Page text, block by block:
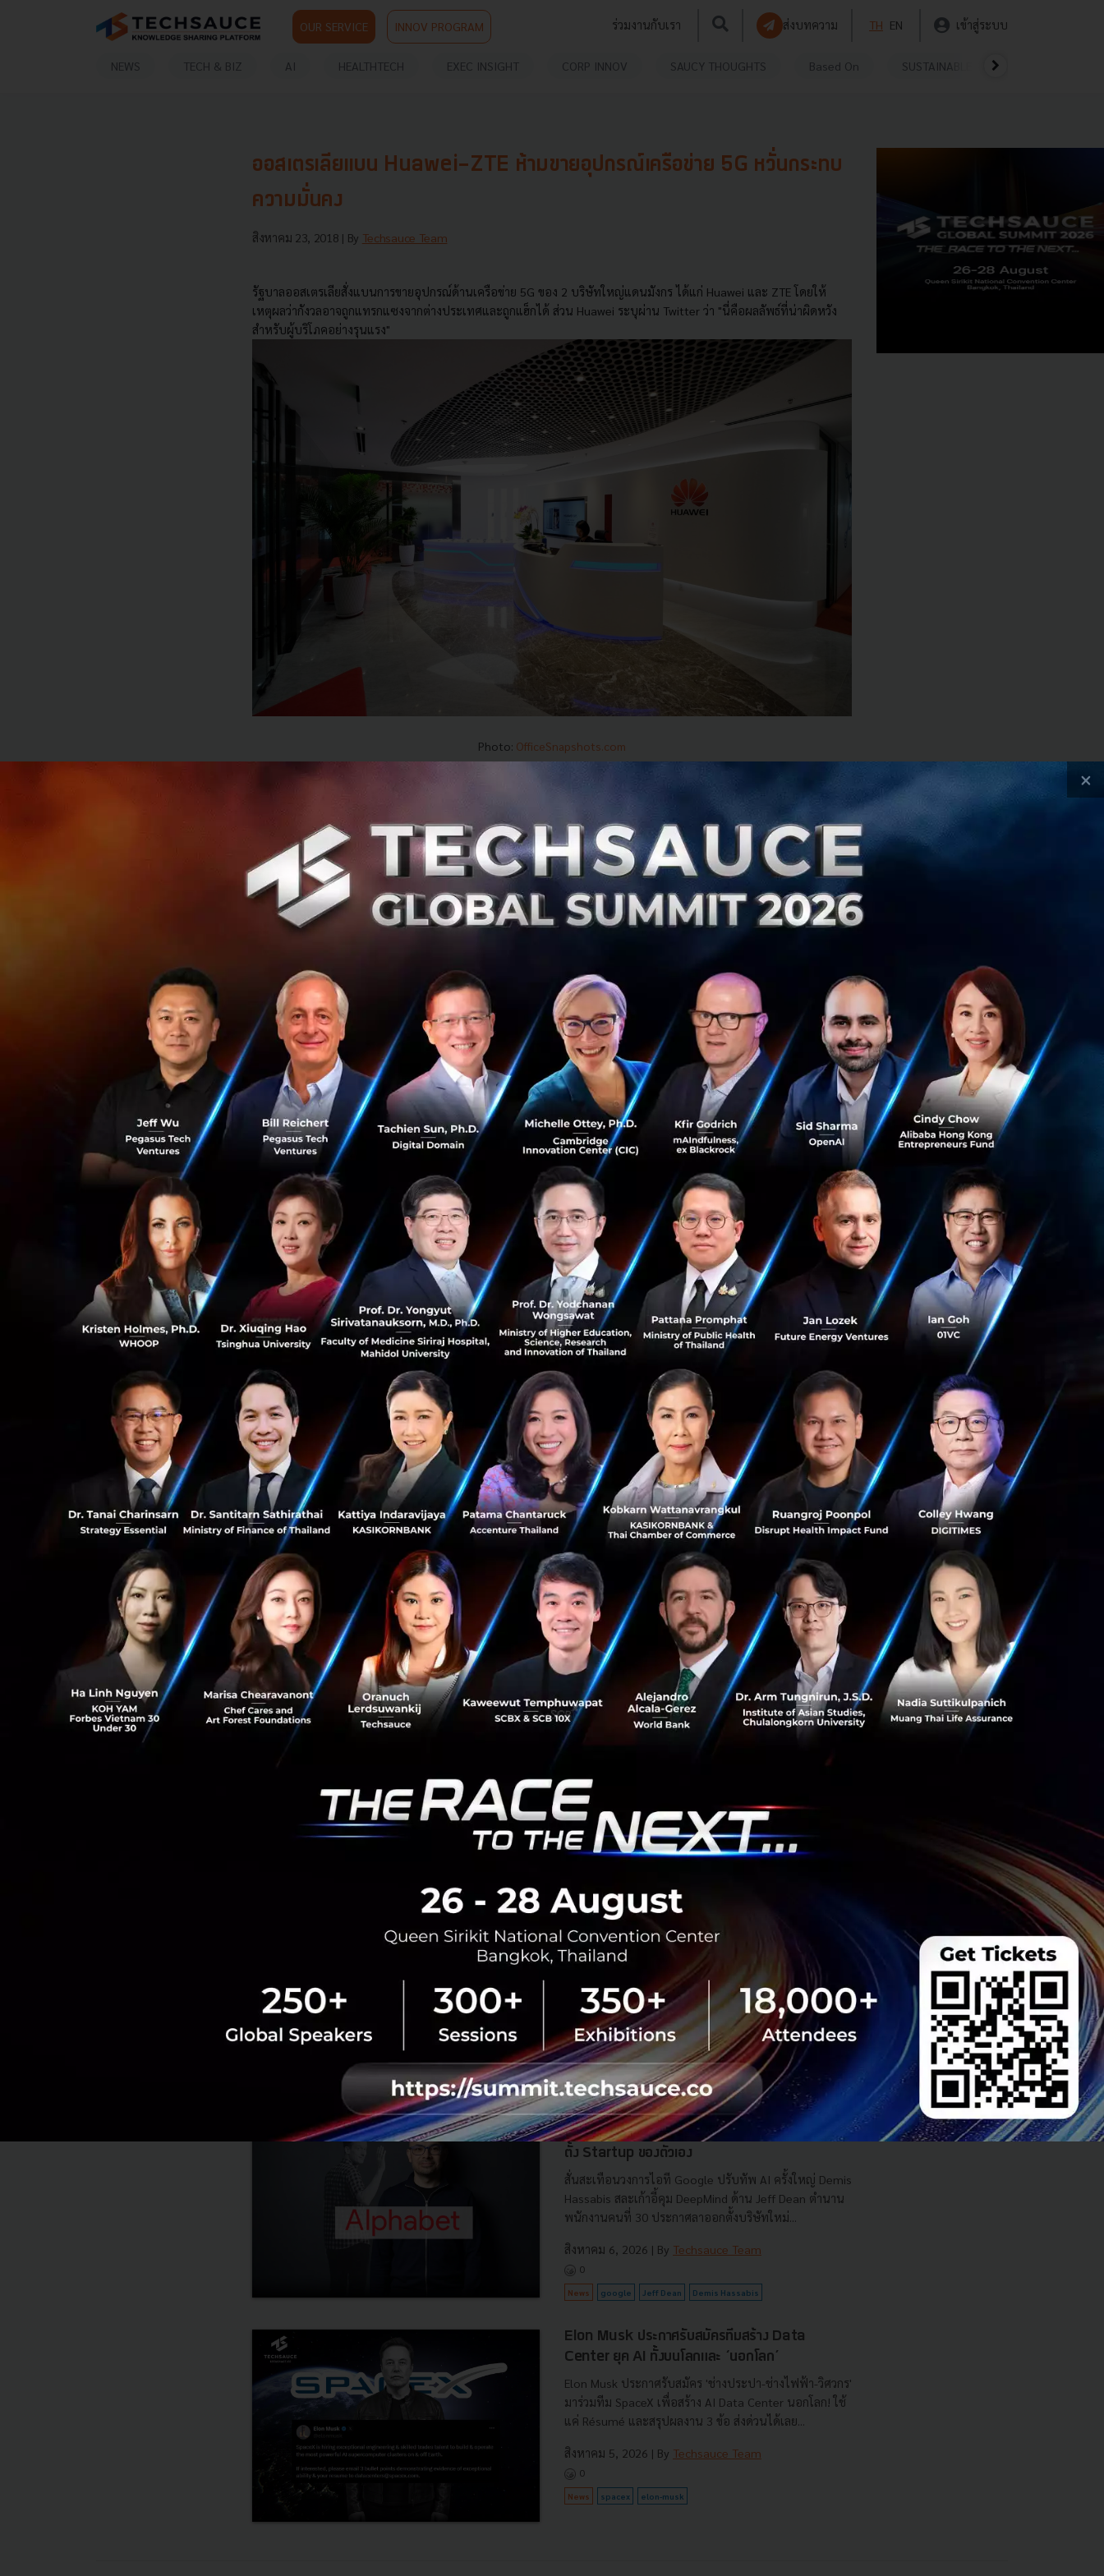
OUR SERVICE INNOV PROGRAM ร่วมงานกับเรา ส่งบทความ TH EN เข้าสู่ระบบ
NEWS TECH & BIZ AI HEALTHTECH EXEC INSIGHT CORP INNOV SAUCY THOUGHTS Based On SUSTAINABLE
0
17
ออสเตรเลียแบน Huawei-ZTE ห้ามขายอุปกรณ์เครือข่าย 5G หวั่นกระทบ
ความมั่นคง
สิงหาคม 23, 2018 | By Techsauce Team
รัฐบาลออสเตรเลียสั่งแบนการขายอุปกรณ์ด้านเครือข่าย 5G ของ 2 บริษัทใหญ่แดนมังกร ได้แก่ Huawei และ ZTE โดยให้
เหตุผลว่ากังวลอาจถูกแทรกแซงจากต่างประเทศและถูกแฮ็กได้ ส่วน Huawei ระบุผ่าน Twitter ว่า "นี่คือผลลัพธ์ที่น่าผิดหวัง
สำหรับผู้บริโภคอย่างรุนแรง"
Photo: OfficeSnapshots.com
นี่คือผลลัพธ์ที่น่าผิดหวังสำหรับผู้บริโภคอย่างรุนแรง Huawei ถือ
เป็นผู้นำเรื่อง 5G ในระดับโลก ซึ่งมีความปลอดภัยและรัดกุมในด้าน
Wireless Technology ออสเตรเลียมาอย่างยาวนานถึง 15 ปี
นี่คือข้อความจาก Huawei ทวีตผ่าน Twitter ที่โต้ตอบหลังจากทางรัฐบาลออสเตรเลียได้ส่งแบน
อุปกรณ์ด้านโทรคมนาคมที่เกี่ยวข้องกับ 5G ของสองบริษัทไอทียักษ์ใหญ่จากประเทศจีน ได้แก่ ZTE
และ Huawei หลังจากก่อนหน้านี้ ZTE และ Huawei ถูกแบนออกจากตลาดประเทศสหรัฐอเมริกา
https://twitter.com/HuaweiOZ/status/1032411216184930304
การแบน 2 บริษัทดังกล่าวมาจากการที่
รัฐบาลออสเตรเลียออกประกาศแนวทางรักษาความปลอดภัย
บน 5Gให้กับผู้บริการโครงข่าย ซึ่งถูกบรรจุอยู่ในข้อบังคับด้านความมั่นคงแห่งชาติอีกด้วย ซึ่งก่อน
หน้านี้บังคับใช้กับผู้ให้บริการโทรคมนาคม หลังจากนี้จะถูกบังคับใช้กับผู้ผลิตอุปกรณ์ด้านเครือข่ายอีก
"รัฐบาลพิจารณาแล้วเห็นว่าการมีส่วนเกี่ยวข้องของบริษัทที่มีแนวโน้มจะทำตามคำสั่งของรัฐบาลต่าง
ชาติที่ขัดแย้งต่อกฎหมายออสเตรเลียนั้น อาจสร้างความเสี่ยงที่จะประสบความล้มเหลวในการปกป้อง
เครือข่าย 5G จากการถูกแทรกแซง หรือเข้าถึงข้อมูลโดยไม่ได้รับอนุญาต" รัฐบาลออสเตรเลียระบุใน
แถลงการณ์ ถึงแม้ไม่ระบุชื่อบริษัท ZTE และ Huawei ก็ตาม
นักวิเคราะห์อย่าง
John Watters รองประธานบริหารและหัวหน้าเจ้าหน้าที่ยุทธศาสตร์ของ บริษัท
FireEye Inc (FEYE.O)ระบุว่า จากกฎหมายของประเทศจีนกำหนดให้องค์กรและพลเมือง สนับสนุน
ช่วยเหลือ และให้ความร่วมมือในการทำงานด้านข่าวกรอง ทำให้ออสเตรเลียเกิดความกังวลว่าอุปกรณ์
ของ Huawei อาจเป็นช่องทางในการจารกรรมข้อมูลได้
ก่อนหน้านี้ออสเตรเลียก็เคยสั่งห้ามให้ Huawei ขายอุปกรณ์สำหรับเครือข่ายใยแก้วนำแสง (Fiber
Optic) อีกด้วย ซึ่งแถลงการณ์ดังกล่าวทำให้เห็นว่ารัฐบาลออสเตรเลียมีความกังวลต่อ Huawei และ
ZTE ที่อาจเป็นภัยต่อความมั่นคงของประเทศ
อ้างอิงข้อมูลจาก RYT9,ReutersและTechCrunch
News ZTE Huawei Australia Government
No comment
RELATED ARTICLE
ยั่งยืน คุมเข้มใช้พลังงาน ทรัพยากรน้ำ พร้อมตอบโจทย์
ชาติ และการจ้างงานไทย
บีโอไอขานรับระเบียบใหม่คุมดาต้าเซ็นเตอร์ตามมติ ครม.
เดินหน้ายกเครื่องเกณฑ์คัดกรองโครงการด้วย 4 มิติ พร้อม
เปิดข้อมูล 42 โครงการ ลงทุนรวม 7.5 แสนล้านบาท
ครอบคลุมประโยชน์ต่อประเทศ พลั...
สิงหาคม 6, 2026| ByTechsauce Team
0
News BOI Cloud Data Center
Demis Hassabis ขึ้นคุม หัวเรือ AI ของ Alphabet
แล้ว หลัง Jeff Dean พนักงานระดับตำนานลาออกไป
ตั้ง Startup ของตัวเอง
สั่นสะเทือนวงการไอที Google ปรับทัพ AI ครั้งใหญ่ Demis
Hassabis สละเก้าอี้คุม DeepMind ด้าน Jeff Dean ตำนาน
พนักงานคนที่ 30 ประกาศลาออกตั้งบริษัทใหม่...
สิงหาคม 6, 2026 | By Techsauce Team
0
News google Jeff Dean Demis Hassabis
Elon Musk ประกาศรับสมัครทีมสร้าง Data
Center ยุค AI ทั้งบนโลกและ ‘นอกโลก’
Elon Musk ประกาศรับสมัคร 'ช่างประปา-ช่างไฟฟ้า-วิศวกร'
มาร่วมทีม SpaceX เพื่อสร้าง AI Data Center นอกโลก! ใช้
แค่ Résumé และสรุปผลงาน 3 ข้อ ส่งด่วนได้เลย...
สิงหาคม 5, 2026 | By Techsauce Team
0
News spacex elon-musk
×